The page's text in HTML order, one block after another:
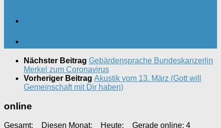
Nächster Beitrag Gebärdensprache Bundeskanzerlin
Merkel zum Coronavirus
Vorheriger Beitrag Akustik vom 13. März (Gott will
Gemeinschaft mit Dir haben)
online
Gesamt: Diesen Monat: Heute: Gerade online: 4